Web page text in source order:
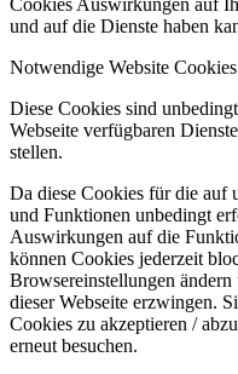
Cookies Auswirkungen auf
und auf die Dienste haben
Notwendige Website Cookies
Diese Cookies sind
Webseite verfügbaren
stellen.
Da diese Cookies für die auf
und Funktionen unbedingt
Auswirkungen auf die
können Cookies jederzeit
Browsereinstellungen
dieser Webseite erzwingen.
Cookies zu akzeptieren /
erneut besuchen.